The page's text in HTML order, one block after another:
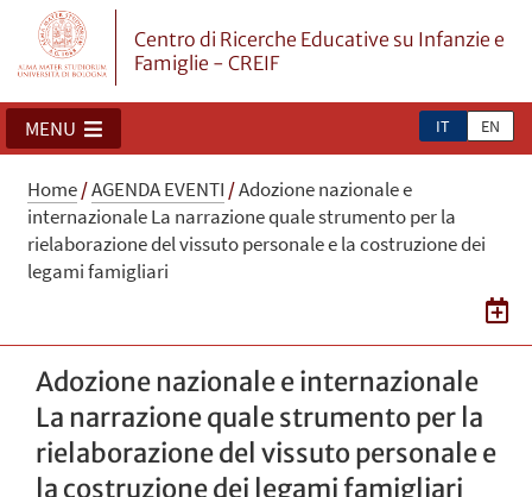
Centro di Ricerche Educative su Infanzie e
Famiglie - CREIF
IT EN
MENU
Home/AGENDA EVENTI /Adozione nazionale e
internazionale La narrazione quale strumento per la
rielaborazione del vissuto personale e la costruzione dei
legami famigliari
Adozione nazionale e internazionale
La narrazione quale strumento per la
rielaborazione del vissuto personale e
la costruzione dei legami famigliari